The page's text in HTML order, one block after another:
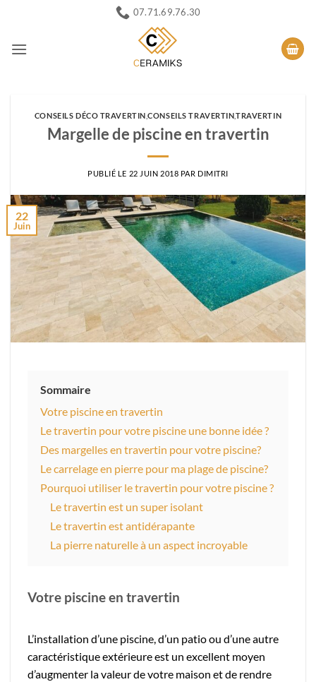
contenu
07.71.69.76.30
CONSEILS DÉCO TRAVERTIN ,CONSEILS TRAVERTIN,TRAVERTIN
Margelle de piscine en travertin
PUBLIÉ LE 22 JUIN 2018 PAR DIMITRI
22
Juin
Sommaire
Votre piscine en travertin
Le travertin pour votre piscine une bonne idée ?
Des margelles en travertin pour votre piscine?
Le carrelage en pierre pour ma plage de piscine?
Pourquoi utiliser le travertin pour votre piscine ?
Le travertin est un super isolant
Le travertin est antidérapante
La pierre naturelle à un aspect incroyable
Votre piscine en travertin
L’installation d’une piscine, d’un patio ou d’une autre
caractéristique extérieure est un excellent moyen
d’augmenter la valeur de votre maison et de rendre